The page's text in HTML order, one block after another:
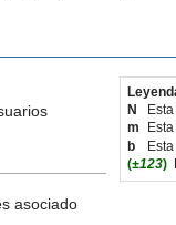
N
m
b
(±123)
asociado